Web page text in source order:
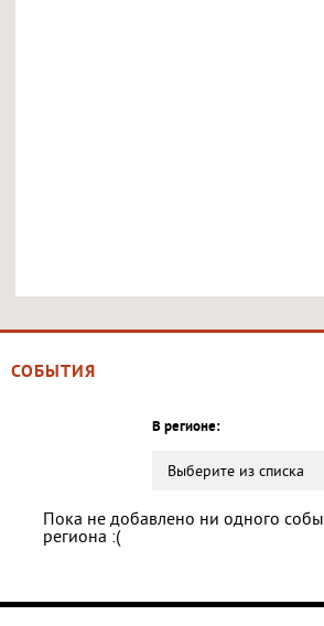
СОБЫТИЯ
В регионе:
Выберите из списка
Пока не добавлено ни одного
региона :(